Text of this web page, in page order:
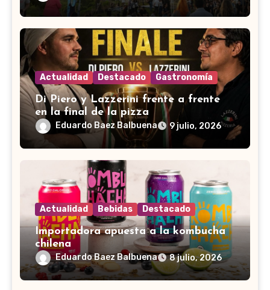
Actualidad Destacado Gastronomía
Di Piero y Lazzerini frente a frente
en la final de la pizza
Eduardo Baez Balbuena 9 julio, 2026
Actualidad Bebidas Destacado
Importadora apuesta a la kombucha
chilena
Eduardo Baez Balbuena 8 julio, 2026